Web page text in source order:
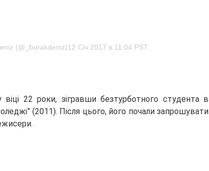
(@_burakdeniz)12 Січ 2017 в 11:04 PST
22 роки, зігравши безтурботного студента в
(2011). Після цього, його почали запрошувати